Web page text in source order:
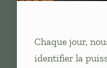
Chaque jour,
identifier la